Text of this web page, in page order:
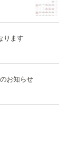
ります
お知らせ